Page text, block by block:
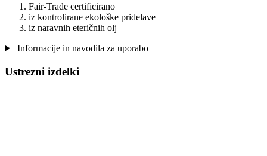
Fair-Trade certificirano
iz kontrolirane ekološke pridelave
iz naravnih eteričnih olj
Informacije in navodila za uporabo
Ustrezni izdelki